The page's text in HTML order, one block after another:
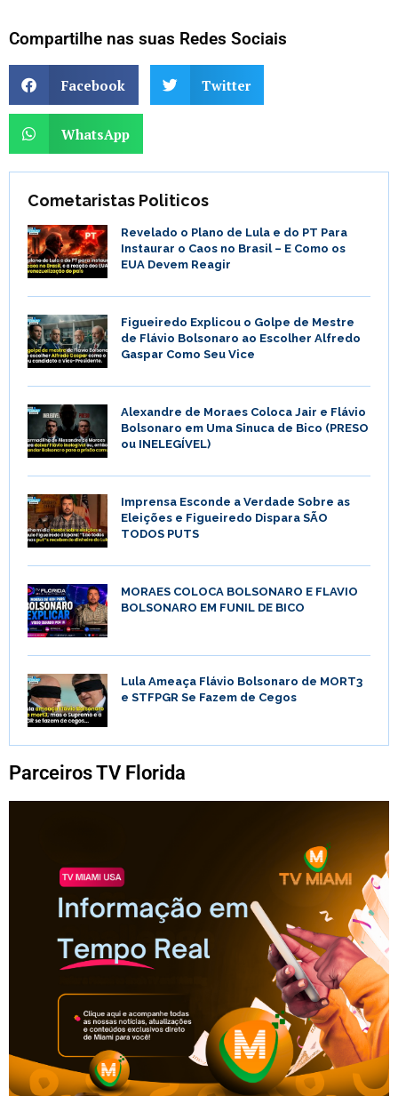
Compartilhe nas suas Redes Sociais
Facebook Twitter
WhatsApp
Cometaristas Politicos
Revelado o Plano de Lula e do PT Para
Instaurar o Caos no Brasil – E Como os
EUA Devem Reagir
Figueiredo Explicou o Golpe de Mestre
de Flávio Bolsonaro ao Escolher Alfredo
Gaspar Como Seu Vice
Alexandre de Moraes Coloca Jair e Flávio
Bolsonaro em Uma Sinuca de Bico (PRESO
ou INELEGÍVEL)
Imprensa Esconde a Verdade Sobre as
Eleições e Figueiredo Dispara SÃO
TODOS PUTS
MORAES COLOCA BOLSONARO E FLAVIO
BOLSONARO EM FUNIL DE BICO
Lula Ameaça Flávio Bolsonaro de MORT3
e STFPGR Se Fazem de Cegos
Parceiros TV Florida